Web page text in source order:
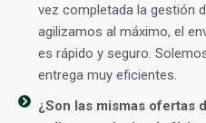
vez completada la gestión
agilizamos al máximo, el
es rápido y seguro.
entrega muy eficientes.
¿Son las mismas ofertas